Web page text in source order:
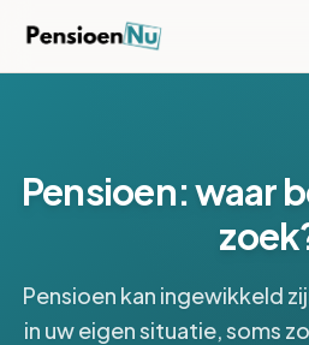
Pensioen: waar
Pensioen kan ingewikkeld
in uw eigen situatie, soms